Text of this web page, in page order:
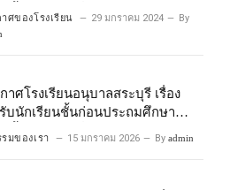
บชั้นอนุบาลปีที่ 2 ประจําปีการศึกษา
ศของโรงเรียน 29 มกราคม 2024 By
าศโรงเรียนอนุบาลสระบุรี เรื่อง
บนักเรียนชั้นก่อนประถมศึกษา
ชั้นอนุบาลปีที่ ๒ ประจำปีการศึกษา
มของเรา 15 มกราคม 2026 By admin